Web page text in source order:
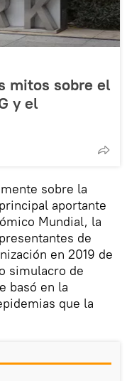
mitos sobre el
y el
sobre la
aportante
Mundial, la
de
en 2019 de
simulacro de
basó en la
que la